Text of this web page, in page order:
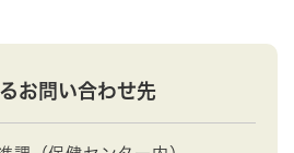
お問い合わせ先